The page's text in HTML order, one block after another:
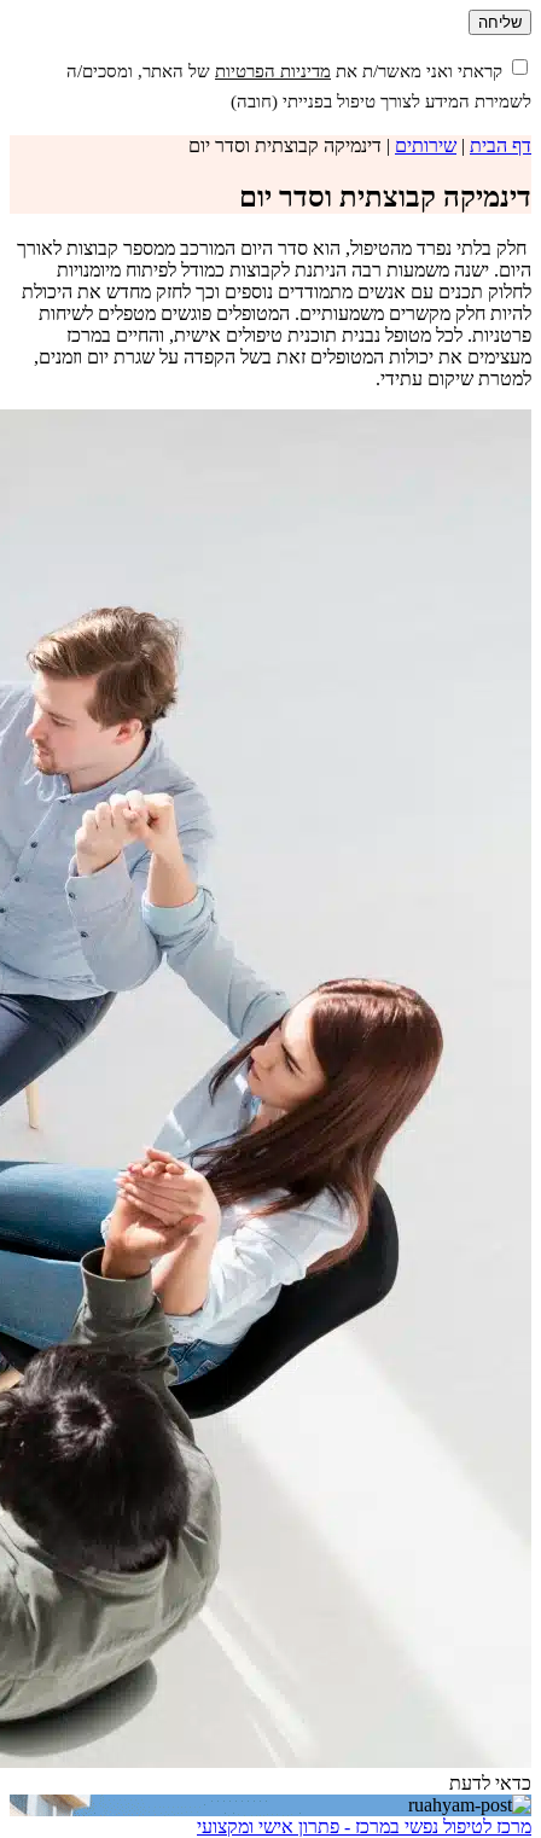
קראתי ואני מאשר/ת את מדיניות הפרטיות של האתר, ומסכים/ה
לשמירת המידע לצורך טיפול בפנייתי (חובה)
דף הבית | שירותים | דינמיקה קבוצתית וסדר יום
דינמיקה קבוצתית וסדר יום
חלק בלתי נפרד מהטיפול, הוא סדר היום המורכב ממספר קבוצות לאורך
היום. ישנה משמעות רבה הניתנת לקבוצות כמודל לפיתוח מיומנויות
לחלוק תכנים עם אנשים מתמודדים נוספים וכך לחזק מחדש את היכולת
להיות חלק מקשרים משמעותיים. המטופלים פוגשים מטפלים לשיחות
פרטניות. לכל מטופל נבנית תוכנית טיפולים אישית, והחיים במרכז
מעצימים את יכולות המטופלים זאת בשל הקפדה על שגרת יום וזמנים,
למטרת שיקום עתידי.
כדאי לדעת
מרכז לטיפול נפשי במרכז - פתרון אישי ומקצועי